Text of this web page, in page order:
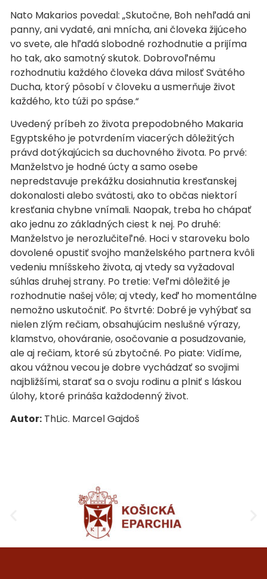
Nato Makarios povedal: „Skutočne, Boh nehľadá ani
panny, ani vydaté, ani mnícha, ani človeka žijúceho
vo svete, ale hľadá slobodné rozhodnutie a prijíma
ho tak, ako samotný skutok. Dobrovoľnému
rozhodnutiu každého človeka dáva milosť Svätého
Ducha, ktorý pôsobí v človeku a usmerňuje život
každého, kto túži po spáse.“
Uvedený príbeh zo života prepodobného Makaria
Egyptského je potvrdením viacerých dôležitých
právd dotýkajúcich sa duchovného života. Po prvé:
Manželstvo je hodné úcty a samo osebe
nepredstavuje prekážku dosiahnutia kresťanskej
dokonalosti alebo svätosti, ako to občas niektorí
kresťania chybne vnímali. Naopak, treba ho chápať
ako jednu zo základných ciest k nej. Po druhé:
Manželstvo je nerozlučiteľné. Hoci v staroveku bolo
dovolené opustiť svojho manželského partnera kvôli
vedeniu mníšskeho života, aj vtedy sa vyžadoval
súhlas druhej strany. Po tretie: Veľmi dôležité je
rozhodnutie našej vôle; aj vtedy, keď ho momentálne
nemožno uskutočniť. Po štvrté: Dobré je vyhýbať sa
nielen zlým rečiam, obsahujúcim neslušné výrazy,
klamstvo, ohováranie, osočovanie a posudzovanie,
ale aj rečiam, ktoré sú zbytočné. Po piate: Vidíme,
akou vážnou vecou je dobre vychádzať so svojimi
najbližšími, starať sa o svoju rodinu a plniť s láskou
úlohy, ktoré prináša každodenný život.
Autor: ThLic. Marcel Gajdoš